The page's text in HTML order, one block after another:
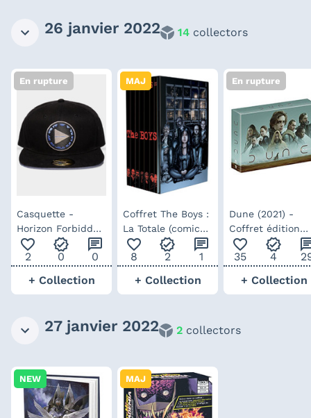
26 janvier 2022 14 collectors
En rupture
Casquette -
Horizon Forbidden
West
favorite_outline
2
verified
0
chat
0
+ Collection
MAJ
Coffret The Boys :
La Totale (comics
tome 1 à 7) -
édition collector
favorite_outline
8
verified
2
chat
1
+ Collection
En rupture
Dune (2021) -
Coffret édition
spéciale Fnac
favorite_outline
35
verified
4
+ Collection
27 janvier 2022 2 collectors
NEW MAJ